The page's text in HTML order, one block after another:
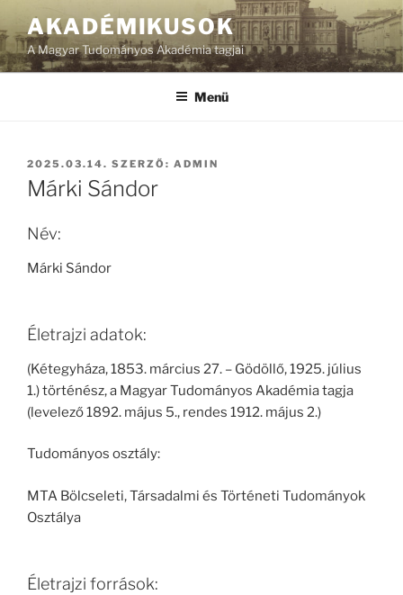
AKADÉMIKUSOK
A Magyar Tudományos Akadémia tagjai
Menü
BEKÜLDVE:
2025.03.14. SZERZŐ: ADMIN
Márki Sándor
Név:
Márki Sándor
Életrajzi adatok:
(Kétegyháza, 1853. március 27. – Gödöllő, 1925. július
1.) történész, a Magyar Tudományos Akadémia tagja
(levelező 1892. május 5., rendes 1912. május 2.)
Tudományos osztály:
MTA Bölcseleti, Társadalmi és Történeti Tudományok
Osztálya
Életrajzi források: